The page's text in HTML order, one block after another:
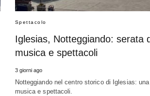
Spettacolo
Iglesias, Notteggiando: serata
musica e spettacoli
3 giorni ago
Notteggiando nel centro storico di Iglesias:
musica e spettacoli.